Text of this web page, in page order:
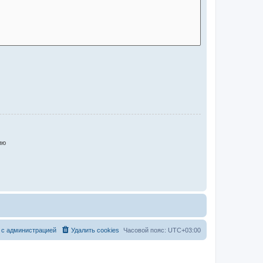
Часовой пояс: UTC+03:00
Удалить cookies
администрацией